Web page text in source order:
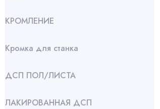
КРОМЛЕНИЕ
Кромка для станка
ДСП ПОЛ/ЛИСТА
ЛАКИРОВАННАЯ ДСП